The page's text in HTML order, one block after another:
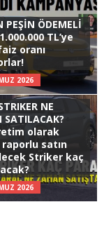
PEŞİN ÖDEMELİ
TL’ye
oranı
2026
NE
SATILACAK?
olarak
satın
Striker kaç
2026